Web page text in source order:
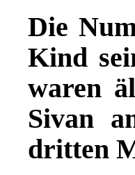
Die
Kind
waren
Sivan
dritten